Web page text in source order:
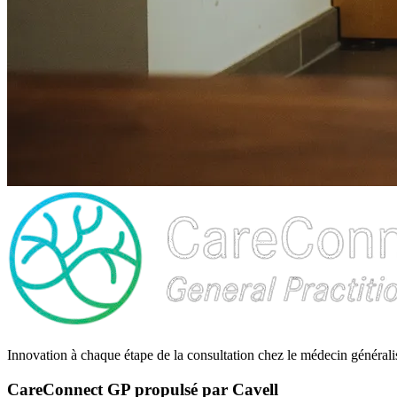
Innovation à chaque étape de la consultation chez le médecin
CareConnect GP propulsé par Cavell